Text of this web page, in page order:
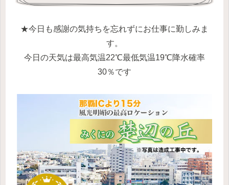
★今日も感謝の気持ちを忘れずにお仕事に勤しみま
す。
今日の天気は最高気温22℃最低気温19℃降水確率
30％です